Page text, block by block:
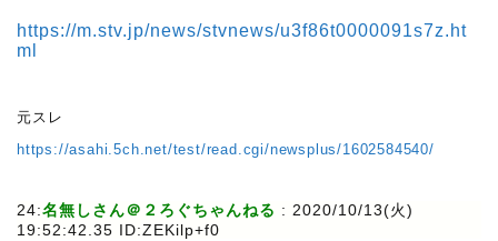
https://m.stv.jp/news/stvnews/u3f86t0000091s7z.ht
ml
元スレ
https://asahi.5ch.net/test/read.cgi/newsplus/1602584540/
24:名無しさん＠２ろぐちゃんねる : 2020/10/13(火)
19:52:42.35 ID:ZEKilp+f0